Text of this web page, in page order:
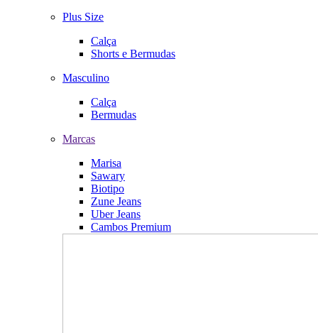
Plus Size
Calça
Shorts e Bermudas
Masculino
Calça
Bermudas
Marcas
Marisa
Sawary
Biotipo
Zune Jeans
Uber Jeans
Cambos Premium